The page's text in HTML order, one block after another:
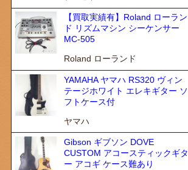
【買取実績有】Roland ローラン
ド リズムマシン シーケンサー
MC-505
Roland ローランド
YAMAHA ヤマハ RS320 ヴィン
テージホワイト エレキギター ソ
フトケース付
ヤマハ
Gibson ギブソン DOVE
CUSTOM アコースティックギタ
ー アコギ ケース難あり